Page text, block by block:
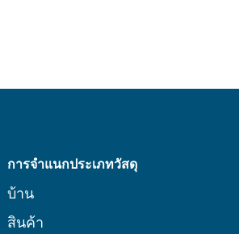
การจำแนกประเภทวัสดุ
บ้าน
สินค้า